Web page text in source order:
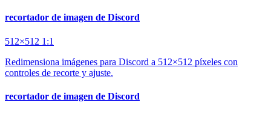
recortador de imagen de Discord
512×512 1:1
Redimensiona imágenes para Discord a 512×512 píxeles con
controles de recorte y ajuste.
recortador de imagen de Discord